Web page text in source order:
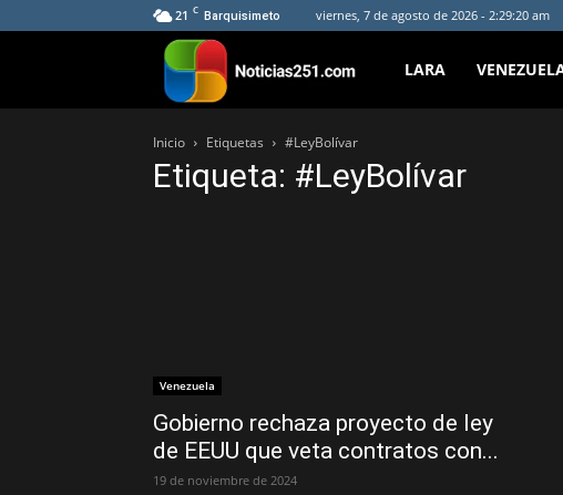
21 C Barquisimeto viernes, 7 de agosto de 2026 - 2:29:20 am
Noticias251
LARA
Inicio Etiquetas #LeyBolívar
Etiqueta: #LeyBolívar
Venezuela
Gobierno rechaza proyecto de ley
de EEUU que veta contratos con...
19 de noviembre de 2024